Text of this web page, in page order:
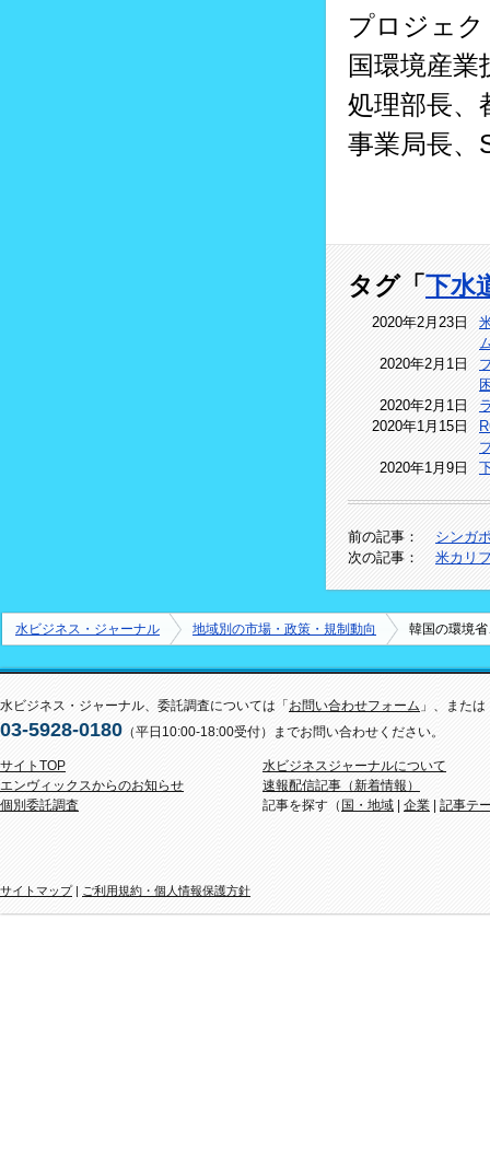
プロジェ
国環境産業
処理部長、
事業局長、
タグ「下水
2020年2月23日
2020年2月1日
2020年2月1日
2020年1月15日
2020年1月9日
前の記事：
シンガ
次の記事：
米カリ
水ビジネス・ジャーナル 地域別の市場・政策・規制動向 韓国の環境
水ビジネス・ジャーナル、委託調査については「お問い合わせフォーム 」、または
03-5928-0180 （平日10:00-18:00受付）までお問い合わせください。
サイトTOP
エンヴィックスからのお知らせ
個別委託調査
水ビジネスジャーナルについて
速報配信記事（新着情報）
記事を探す（ 国・地域 | 企業 | 記事テ
サイトマップ| ご利用規約・個人情報保護方針